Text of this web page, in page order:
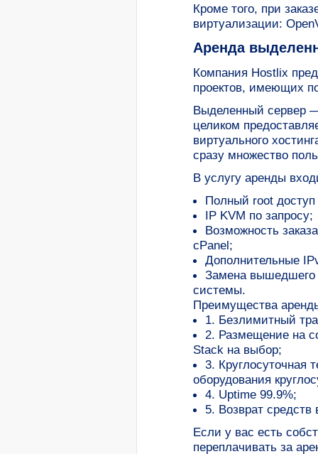
Кроме того, при
виртуализации:
Аренда
Компания Hostlix
проектов, имеющих
Выделенный сервер
целиком
виртуального
сразу множество
В услугу аренды
Полный root доступ
IP KVM по запросу;
Возможность
cPanel;
Дополнительные
Замена вышедшего
системы.
Преимущества
1. Безлимитный
2. Размещение на
Stack на выбор;
3. Круглосуточная
оборудования
4. Uptime 99.9%;
5. Возврат
Если у вас есть
переплачивать за